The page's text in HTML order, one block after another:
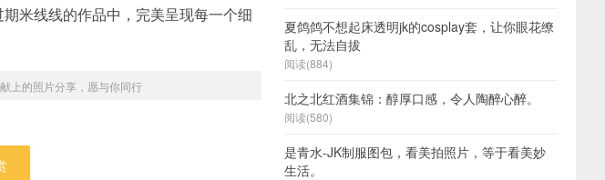
米线线的作品中，完美呈现每一个细
上的照片分享，愿与你同行
夏鸽鸽不想起床透明jk的cosplay套，让你眼花缭
乱，无法自拔
阅读(884)
北之北红酒集锦：醇厚口感，令人陶醉心醉。
阅读(580)
是青水-JK制服图包，看美拍照片，等于看美妙
生活。